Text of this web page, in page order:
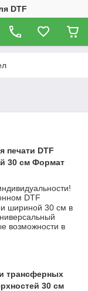
DTF
печати DTF
30 см Формат
DTF
шириной 30 см в
возможности в
трансферных
30 см